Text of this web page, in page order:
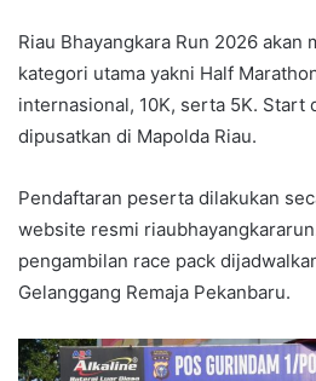
Riau Bhayangkara Run 2026 akan
kategori utama yakni Half
internasional, 10K, serta 5K. Start
dipusatkan di Mapolda Riau.
Pendaftaran peserta dilakukan
website resmi
pengambilan race pack
Gelanggang Remaja Pekanbaru.